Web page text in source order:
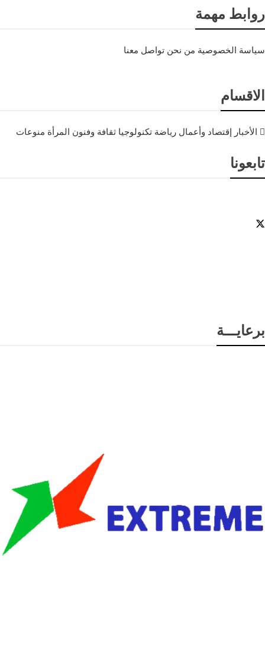
روابط مهمة
سياسة الخصوصية من نحن تواصل معنا
الاقسام
الأخبار إقتصاد وأعمال رياضة تكنولوجيا ثقافة وفنون المرأة منوعات
تابعونا
برعايـــة